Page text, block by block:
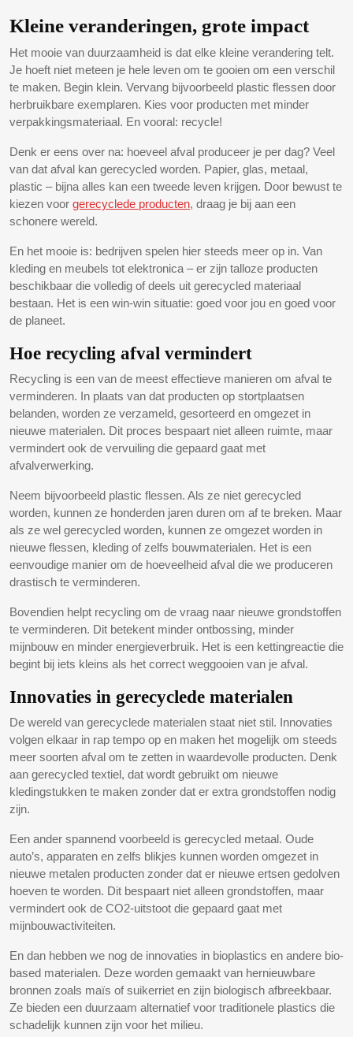
Kleine veranderingen, grote impact
Het mooie van duurzaamheid is dat elke kleine verandering telt.
Je hoeft niet meteen je hele leven om te gooien om een verschil
te maken. Begin klein. Vervang bijvoorbeeld plastic flessen door
herbruikbare exemplaren. Kies voor producten met minder
verpakkingsmateriaal. En vooral: recycle!
Denk er eens over na: hoeveel afval produceer je per dag? Veel
van dat afval kan gerecycled worden. Papier, glas, metaal,
plastic – bijna alles kan een tweede leven krijgen. Door bewust te
kiezen voor gerecyclede producten, draag je bij aan een
schonere wereld.
En het mooie is: bedrijven spelen hier steeds meer op in. Van
kleding en meubels tot elektronica – er zijn talloze producten
beschikbaar die volledig of deels uit gerecycled materiaal
bestaan. Het is een win-win situatie: goed voor jou en goed voor
de planeet.
Hoe recycling afval vermindert
Recycling is een van de meest effectieve manieren om afval te
verminderen. In plaats van dat producten op stortplaatsen
belanden, worden ze verzameld, gesorteerd en omgezet in
nieuwe materialen. Dit proces bespaart niet alleen ruimte, maar
vermindert ook de vervuiling die gepaard gaat met
afvalverwerking.
Neem bijvoorbeeld plastic flessen. Als ze niet gerecycled
worden, kunnen ze honderden jaren duren om af te breken. Maar
als ze wel gerecycled worden, kunnen ze omgezet worden in
nieuwe flessen, kleding of zelfs bouwmaterialen. Het is een
eenvoudige manier om de hoeveelheid afval die we produceren
drastisch te verminderen.
Bovendien helpt recycling om de vraag naar nieuwe grondstoffen
te verminderen. Dit betekent minder ontbossing, minder
mijnbouw en minder energieverbruik. Het is een kettingreactie die
begint bij iets kleins als het correct weggooien van je afval.
Innovaties in gerecyclede materialen
De wereld van gerecyclede materialen staat niet stil. Innovaties
volgen elkaar in rap tempo op en maken het mogelijk om steeds
meer soorten afval om te zetten in waardevolle producten. Denk
aan gerecycled textiel, dat wordt gebruikt om nieuwe
kledingstukken te maken zonder dat er extra grondstoffen nodig
zijn.
Een ander spannend voorbeeld is gerecycled metaal. Oude
auto’s, apparaten en zelfs blikjes kunnen worden omgezet in
nieuwe metalen producten zonder dat er nieuwe ertsen gedolven
hoeven te worden. Dit bespaart niet alleen grondstoffen, maar
vermindert ook de CO2-uitstoot die gepaard gaat met
mijnbouwactiviteiten.
En dan hebben we nog de innovaties in bioplastics en andere bio-
based materialen. Deze worden gemaakt van hernieuwbare
bronnen zoals maïs of suikerriet en zijn biologisch afbreekbaar.
Ze bieden een duurzaam alternatief voor traditionele plastics die
schadelijk kunnen zijn voor het milieu.